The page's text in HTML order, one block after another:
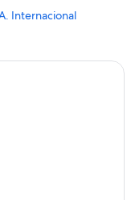
Internacional